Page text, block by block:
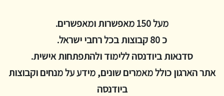
מעל 150 מאפשרות ומאפשרים.
כ 80 קבוצות בכל רחבי ישראל.
סדנאות ביודנסה ללימוד ולהתפתחות אישית.
אתר הארגון כולל מאמרים שונים, מידע על מנחים וקבוצות
ביודנסה